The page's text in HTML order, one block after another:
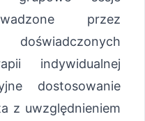
przez
indywidualnej
dostosowanie
z uwzględnieniem